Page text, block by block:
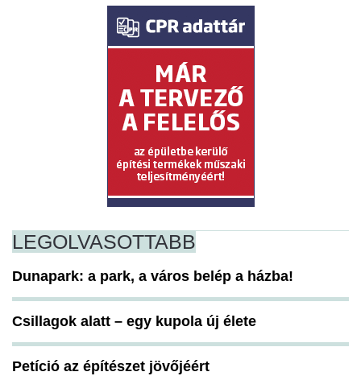
LEGOLVASOTTABB
Dunapark: a park, a város belép a házba!
Csillagok alatt – egy kupola új élete
Petíció az építészet jövőjéért